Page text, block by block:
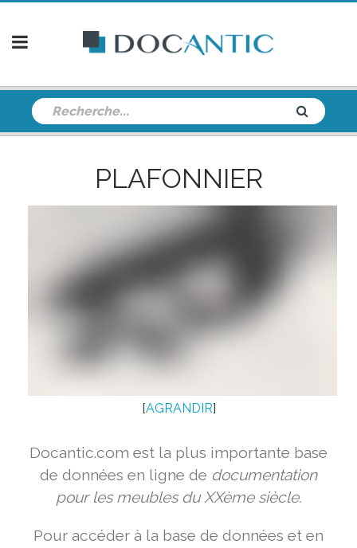
PLAFONNIER
[AGRANDIR]
Docantic.com est la plus importante base
de données en ligne de documentation
pour les meubles du XXème siècle.
Pour accéder à la base de données et en